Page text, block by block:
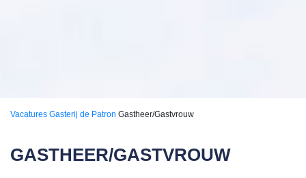
Vacatures Gasterij de Patron Gastheer/Gastvrouw
GASTHEER/GASTVROUW